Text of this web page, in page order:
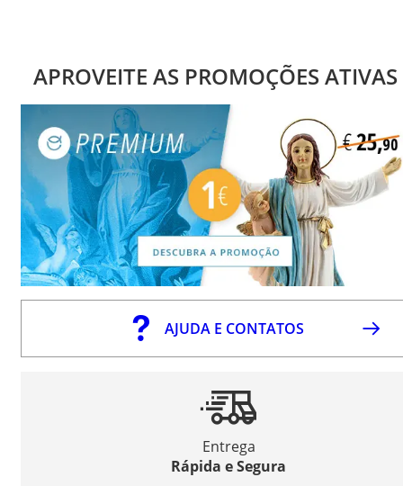
APROVEITE AS PROMOÇÕES ATIVAS
AJUDA E CONTATOS
Entrega
Rápida e Segura